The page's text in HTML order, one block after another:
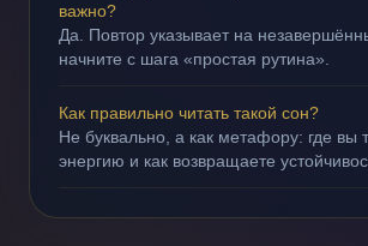
важно?
Да. Повтор указывает на
начните с шага «простая рутина».
Как правильно читать такой сон?
Не буквально, а как метафору: где вы
энергию и как возвращаете